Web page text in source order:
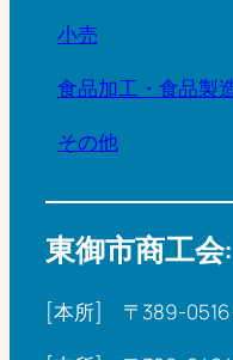
小売
食品加工・食品製
その他
東御市商工会:
[本所] 〒389-0516